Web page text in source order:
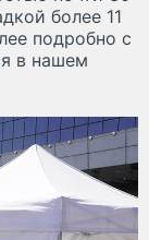
более 11
подробно с
в нашем